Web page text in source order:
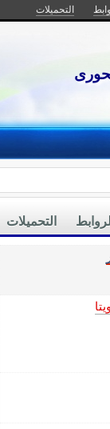
التحميلات
التحميلات الروابط